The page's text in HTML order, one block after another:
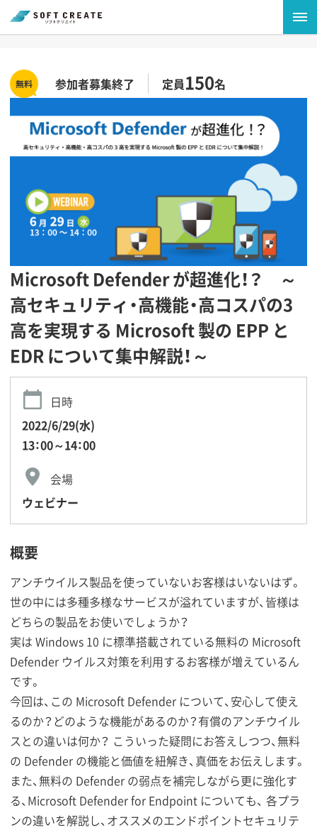
参加者募集終了 定員150名
Microsoft Defender が超進化！？ ～
高セキュリティ・高機能・高コスパの3
高を実現する Microsoft 製の EPP と
EDR について集中解説！～
日時
2022/6/29(水)
13：00～14：00
会場
ウェビナー
概要
アンチウイルス製品を使っていないお客様はいないはず。
世の中には多種多様なサービスが溢れていますが、皆様は
どちらの製品をお使いでしょうか？
実は Windows 10 に標準搭載されている無料の Microsoft
Defender ウイルス対策を利用するお客様が増えているん
です。
今回は、この Microsoft Defender について、安心して使え
るのか？どのような機能があるのか？有償のアンチウイル
スとの違いは何か？ こういった疑問にお答えしつつ、無料
の Defender の機能と価値を紐解き、真価をお伝えします。
また、無料の Defender の弱点を補完しながら更に強化す
る、Microsoft Defender for Endpoint についても、 各プラ
ンの違いを解説し、オススメのエンドポイントセキュリテ